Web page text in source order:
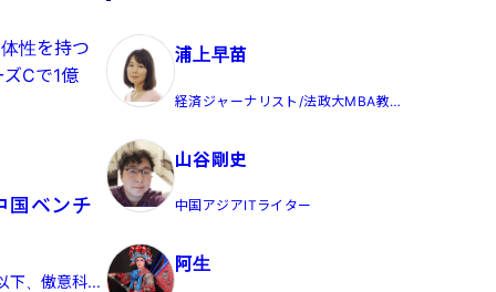
性を持つ
Cで1億
国ベンチ
下、傲意科...
浦上早苗
経済ジャーナリスト/法政大MBA教
山谷剛史
中国アジアITライター
阿生